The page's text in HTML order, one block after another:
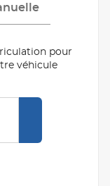
pour
véhicule